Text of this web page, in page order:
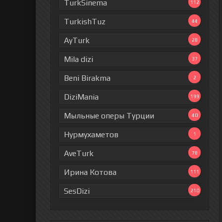
TurkSinema 112
TurkishTuz 44
AyTurk 28
Mila dizi 37
Beni Birakma 2
DiziMania 199
Мыльные оперы Турции 40
Нурмухаметов 1
AveTurk 78
Ирина Котова 111
SesDizi 210